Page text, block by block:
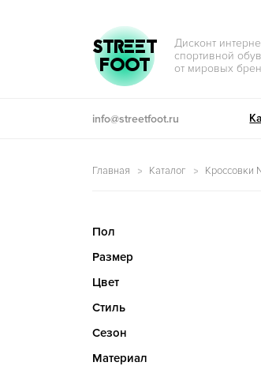
Перейти к навигации
Перейти к содержимому
STREET
FOOT
Дисконт
спортивной
от мировых
info@streetfoot.ru
Главная Каталог Кроссовки
Пол
Размер
Цвет
Стиль
Сезон
Материал